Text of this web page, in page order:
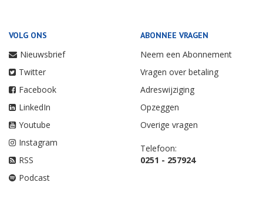
VOLG ONS
Nieuwsbrief
Twitter
Facebook
LinkedIn
Youtube
Instagram
RSS
Podcast
ABONNEE VRAGEN
Neem een Abonnement
Vragen over betaling
Adreswijziging
Opzeggen
Overige vragen
Telefoon:
0251 - 257924